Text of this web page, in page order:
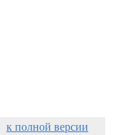
к полной версии